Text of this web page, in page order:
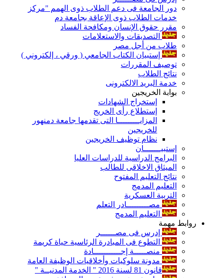
دور الجامعة فى دعم الطلاب ذوى الهمم "مركز
خدمات الطلاب ذوى الإعاقة بجامعة دم
مقرر حقوق الإنسان ومكافحة الفساد
التصديقات والاستعلامات
طلاب من أجل مصر
إستبيان الكتاب الجامعي ( ورقي ، إلكتروني )
توصيف المقررات
نتائج الطلاب
خدمة البريد الالكترونى
بوابة الخريجين
إستخراج الشهادات
إستطلاع رأى الخريج
المزايـــــــــا التى تقدمها جامعة دمنهور
للخريجين
نظام توظيف الخريجين
إستبيـــــــان
البرامج الدراسية للدراسات العليا
الميثاق الاخلاقى للطالب
نتائج التعليم المفتوح
التعليم المدمج
التربية العسكرية
مصـــــــــادر التعلم
التعليم المدمج
روابط مهمة
إدرس فى مصــــــر
التطوع فى المبادرة الرئاسية حياة كريمة
منصـــــة إجـــــــــــادة
مدونة سلوكيات وأخلاقيات الوظيفة العامة
قانون 81 لسنة 2016 " الخدمة المدنيــة "